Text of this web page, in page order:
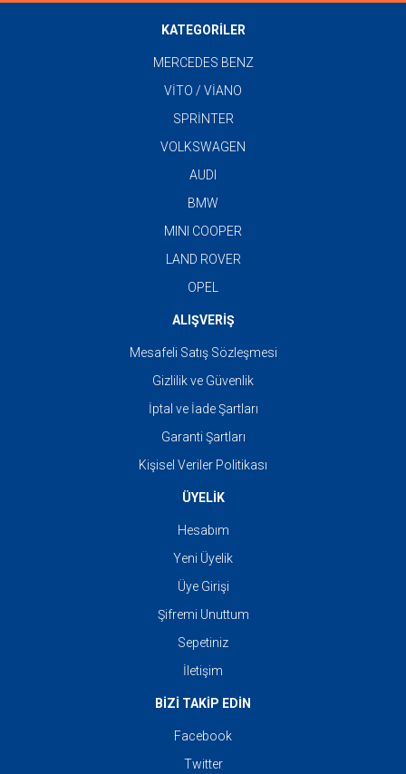
KATEGORİLER
MERCEDES BENZ
VİTO / VİANO
SPRİNTER
VOLKSWAGEN
AUDI
BMW
MINI COOPER
LAND ROVER
OPEL
ALIŞVERİŞ
Mesafeli Satış Sözleşmesi
Gizlilik ve Güvenlik
İptal ve İade Şartları
Garanti Şartları
Kişisel Veriler Politikası
ÜYELİK
Hesabım
Yeni Üyelik
Üye Girişi
Şifremi Unuttum
Sepetiniz
İletişim
BİZİ TAKİP EDİN
Facebook
Twitter